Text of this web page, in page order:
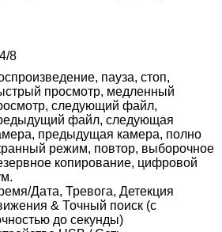
8
пауза, стоп,
просмотр, медленный
следующий файл,
файл, следующая
предыдущая камера, полно
режим, повтор, выборочное
копирование, цифровой
Дата, Тревога, Детекция
& Точный поиск (с
до секунды)